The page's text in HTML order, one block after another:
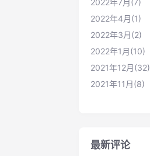
2022年7月(7)
2022年4月(1)
2022年3月(2)
2022年1月(10)
2021年12月(32)
2021年11月(8)
最新评论